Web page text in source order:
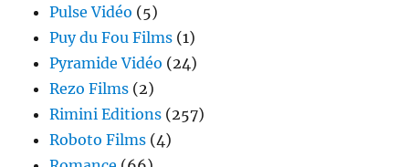
Pulse Vidéo (5)
Puy du Fou Films (1)
Pyramide Vidéo (24)
Rezo Films (2)
Rimini Editions (257)
Roboto Films (4)